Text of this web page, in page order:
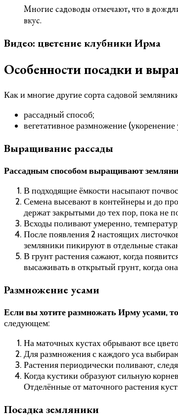
Многие садоводы отмечают, что в
вкус.
Видео: цветение клубники Ирма
Особенности посадки и
Как и многие другие сорта садовой
рассадный способ;
вегетативное размножение (укоренение
Выращивание рассады
Рассадным способом выращивают
В подходящие ёмкости насыпают
Семена высевают в контейнеры и до
держат закрытыми до тех пор, пока не
Всходы поливают умеренно,
После появления 2 настоящих
земляники пикируют в отдельные
В грунт растения сажают, когда
высаживать в открытый грунт, когда
Размножение усами
Если вы хотите размножать Ирму усами,
следующем:
На маточных кустах обрывают все
Для размножения с каждого уса
Растения периодически поливают,
Когда кустики образуют сильную
Отделённые от маточного растения
Посадка земляники